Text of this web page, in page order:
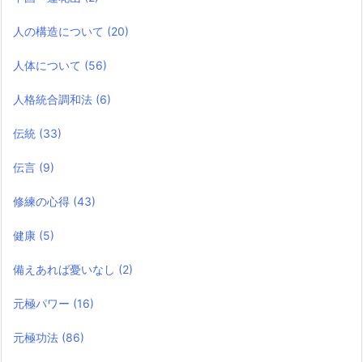
人の構造について (20)
人体について (56)
人格統合調和法 (6)
伝統 (33)
伝言 (9)
修練の心得 (43)
健康 (5)
備えあれば憂いなし (2)
元極パワー (16)
元極功法 (86)